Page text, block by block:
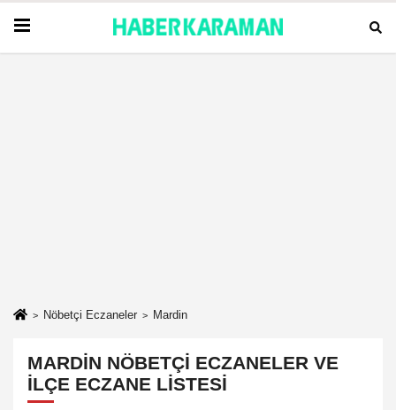
Nöbetçi Eczaneler Mardin
MARDIN NÖBETÇI ECZANELER VE
İLÇE ECZANE LISTESI